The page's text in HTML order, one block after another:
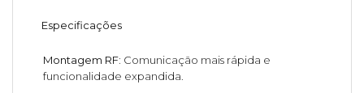
Especificações
Montagem RF: Comunicação mais rápida e
funcionalidade expandida.